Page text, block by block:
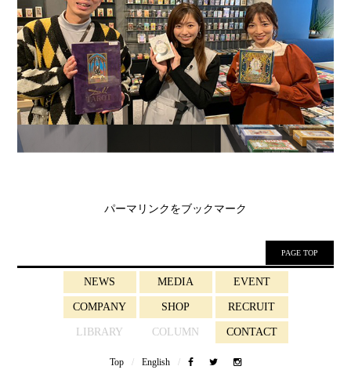
パーマリンクをブックマーク
PAGE TOP
NEWS MEDIA EVENT
COMPANY SHOP RECRUIT
LIBRARY COLUMN CONTACT
Top / English /